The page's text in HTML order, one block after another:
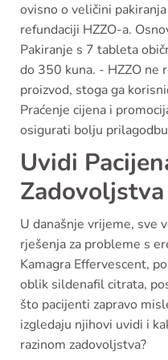
ovisno o veličini
refundaciji HZZO-a.
Pakiranje s 7 tableta
do 350 kuna. - HZZO ne
proizvod, stoga ga
Praćenje cijena i
osigurati bolju
Uvidi
Zadovoljstva
U današnje vrijeme, sve
rješenja za probleme s
Kamagra Effervescent,
oblik sildenafil citrata,
što pacijenti zapravo
izgledaju njihovi uvidi i
razinom zadovoljstva?